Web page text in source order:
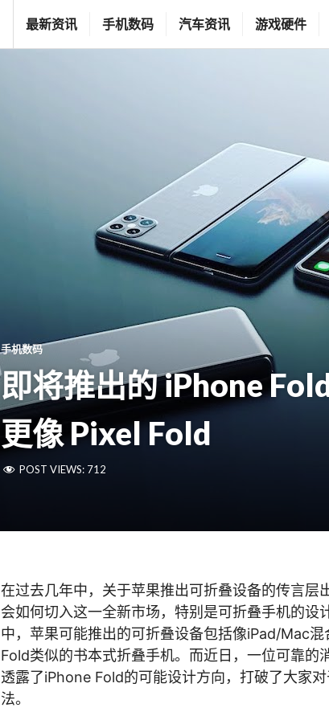
G
最新资讯 手机数码 汽车资讯 游戏硬件
手机数码
即将推出的 iPhone
更像 Pixel Fold
POST VIEWS: 712
在过去几年中，关于苹果推出可折叠设备的传言层
会如何切入这一全新市场，特别是可折叠手机的设
中，苹果可能推出的可折叠设备包括像iPad/Mac
Fold类似的书本式折叠手机。而近日，一位可靠的
透露了iPhone Fold的可能设计方向，打破了大家
法。